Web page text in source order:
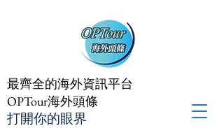
最齊全的海外資訊平台
OPTour海外頭條
打開你的眼界